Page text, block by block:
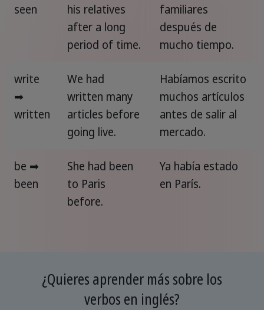
seen
his relatives
after a long
period of time.
familiares
después de
mucho tiempo.
write
➡
written
We had
written many
articles before
going live.
Habíamos escrito
muchos artículos
antes de salir al
mercado.
be ➡
been
She had been
to Paris
before.
Ya había estado
en París.
¿Quieres aprender más sobre los
verbos en inglés?